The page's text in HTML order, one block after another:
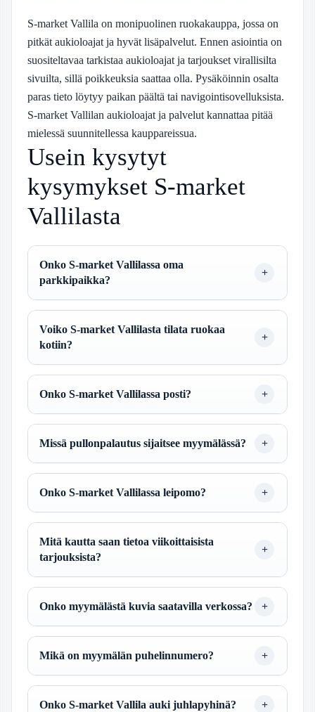
S-market Vallila on monipuolinen ruokakauppa, jossa on
pitkät aukioloajat ja hyvät lisäpalvelut. Ennen asiointia on
suositeltavaa tarkistaa aukioloajat ja tarjoukset virallisilta
sivuilta, sillä poikkeuksia saattaa olla. Pysäköinnin osalta
paras tieto löytyy paikan päältä tai navigointisovelluksista.
S-market Vallilan aukioloajat ja palvelut kannattaa pitää
mielessä suunnitellessa kauppareissua.
Usein kysytyt
kysymykset S-market
Vallilasta
Onko S-market Vallilassa oma
parkkipaikka?
Voiko S-market Vallilasta tilata ruokaa
kotiin?
Onko S-market Vallilassa posti?
Missä pullonpalautus sijaitsee myymälässä?
Onko S-market Vallilassa leipomo?
Mitä kautta saan tietoa viikoittaisista
tarjouksista?
Onko myymälästä kuvia saatavilla verkossa?
Mikä on myymälän puhelinnumero?
Onko S-market Vallila auki juhlapyhinä?